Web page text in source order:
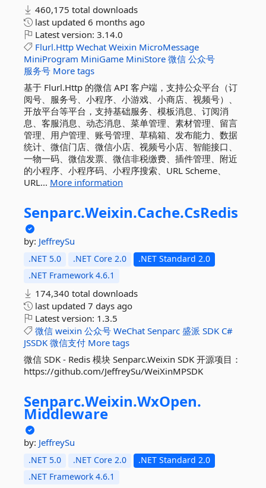
460,175 total downloads
last updated 6 months ago
Latest version: 3.14.0
Flurl.Http Wechat Weixin MicroMessage
MiniProgram MiniGame MiniStore 微信 公众号
服务号 More tags
基于 Flurl.Http 的微信 API 客户端，支持公众平台（订
阅号、服务号、小程序、小游戏、小商店、视频号）、
开放平台等平台，支持基础服务、模板消息、订阅消
息、客服消息、动态消息、菜单管理、素材管理、留言
管理、用户管理、账号管理、草稿箱、发布能力、数据
统计、微信门店、微信小店、视频号小店、智能接口、
一物一码、微信发票、微信非税缴费、插件管理、附近
的小程序、小程序码、小程序搜索、URL Scheme、
URL... More information
Senparc.Weixin.Cache.CsRedis
by: JeffreySu
.NET 5.0 .NET Core 2.0
.NET Standard 2.0
.NET Framework 4.6.1
174,340 total downloads
last updated 7 days ago
Latest version: 1.3.5
微信 weixin 公众号 WeChat Senparc 盛派 SDK C#
JSSDK 微信支付 More tags
微信 SDK - Redis 模块 Senparc.Weixin SDK 开源项目：
https://github.com/JeffreySu/WeiXinMPSDK
Senparc.Weixin.WxOpen.
Middleware
by: JeffreySu
.NET 5.0 .NET Core 2.0
.NET Standard 2.0
.NET Framework 4.6.1